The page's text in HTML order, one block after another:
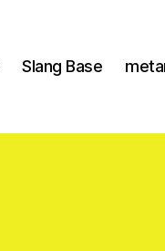
Slang Base